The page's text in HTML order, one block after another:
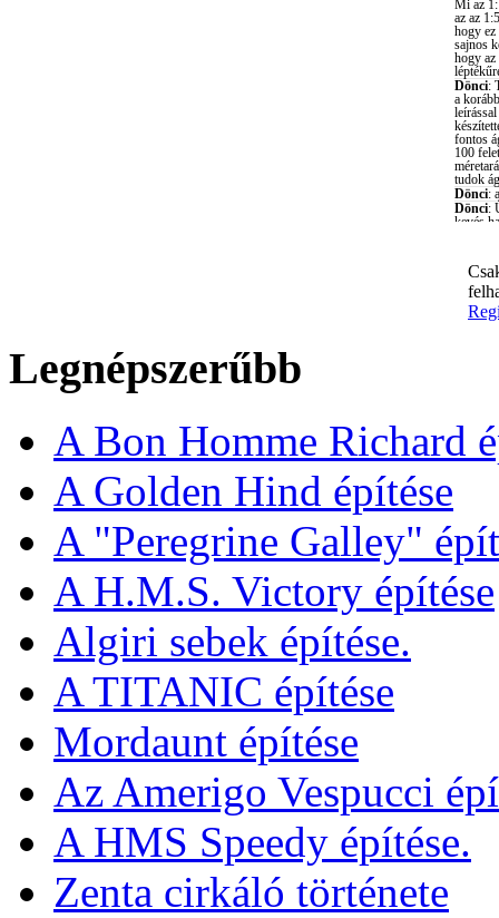
Legnépszerűbb
A Bon Homme Richard
A Golden Hind építése
A "Peregrine Galley"
A H.M.S. Victory építése
Algiri sebek építése.
A TITANIC építése
Mordaunt építése
Az Amerigo Vespucci
A HMS Speedy építése.
Zenta cirkáló története